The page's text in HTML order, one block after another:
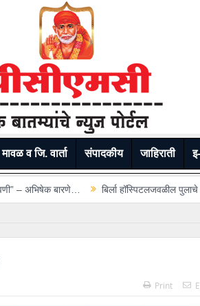
मावळ व जि. वार्ता संपादकीय जाहिराती
बिर्ला हॉस्पिटलजवळील पुलाचे तुटलेले कठडे तातडीने
Print